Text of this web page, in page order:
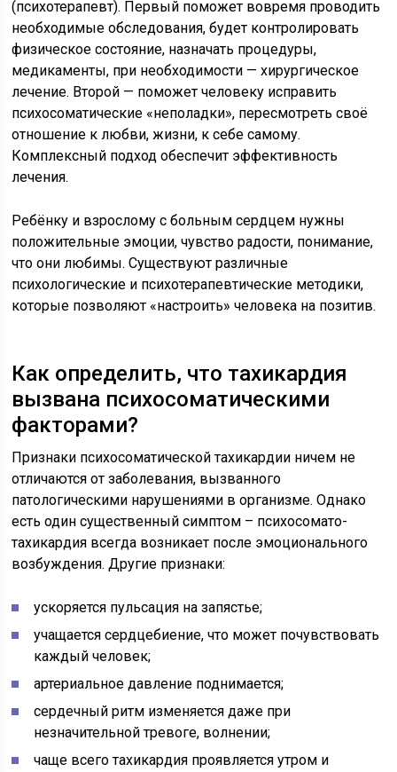
(психотерапевт). Первый поможет вовремя проводить
необходимые обследования, будет контролировать
физическое состояние, назначать процедуры,
медикаменты, при необходимости — хирургическое
лечение. Второй — поможет человеку исправить
психосоматические «неполадки», пересмотреть своё
отношение к любви, жизни, к себе самому.
Комплексный подход обеспечит эффективность
лечения.
Ребёнку и взрослому с больным сердцем нужны
положительные эмоции, чувство радости, понимание,
что они любимы. Существуют различные
психологические и психотерапевтические методики,
которые позволяют «настроить» человека на позитив.
Как определить, что тахикардия
вызвана психосоматическими
факторами?
Признаки психосоматической тахикардии ничем не
отличаются от заболевания, вызванного
патологическими нарушениями в организме. Однако
есть один существенный симптом – психосомато-
тахикардия всегда возникает после эмоционального
возбуждения. Другие признаки:
ускоряется пульсация на запястье;
учащается сердцебиение, что может почувствовать
каждый человек;
артериальное давление поднимается;
сердечный ритм изменяется даже при
незначительной тревоге, волнении;
чаще всего тахикардия проявляется утром и